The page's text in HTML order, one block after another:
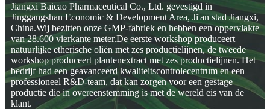
Jiangxi Baicao Pharmaceutical Co., Ltd. gevestigd in
Jinggangshan Economic & Development Area, Ji'an stad Jiangxi,
China.Wij bezitten onze GMP-fabriek en hebben een oppervlakte
van 28.600 vierkante meter.De eerste workshop produceert
natuurlijke etherische oliën met zes productielijnen, de tweede
workshop produceert plantenextract met zes productielijnen. Het
bedrijf had een geavanceerd kwaliteitscontrolecentrum en een
professioneel R&D-team, dat kan zorgen voor een gestage
productie die in overeenstemming is met de wereld eis van de
klant.